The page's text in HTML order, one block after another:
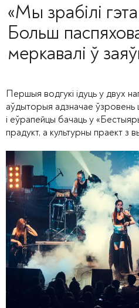
«Мы зрабілі
Больш
меркавалі ў
Першыя водгукі ідуць у двух
аўдыторыя адзначае
і еўрапейцы бачаць у
прадукт, а культурны праект з